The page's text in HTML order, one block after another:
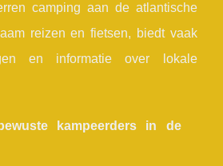
camping aan de atlantische
reizen en fietsen, biedt vaak
en informatie over lokale
kampeerders in de